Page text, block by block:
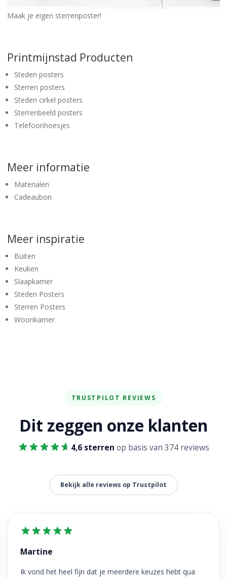
Maak je eigen sterrenposter!
Printmijnstad Producten
Steden posters
Sterren posters
Steden cirkel posters
Sterrenbeeld posters
Telefoonhoesjes
Meer informatie
Materialen
Cadeaubon
Meer inspiratie
Buiten
Keuken
Slaapkamer
Steden Posters
Sterren Posters
Woonkamer
TRUSTPILOT REVIEWS
Dit zeggen onze klanten
4,6 sterren op basis van 374 reviews
Bekijk alle reviews op Trustpilot
Martine
Ik vond het heel fijn dat je meerdere keuzes hebt qua